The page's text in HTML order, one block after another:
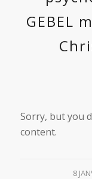
GEBEL
Sorry, but you
content.
8